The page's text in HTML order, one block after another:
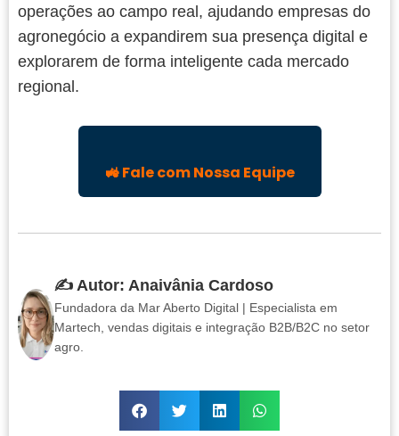
operações ao campo real, ajudando empresas do
agronegócio a expandirem sua presença digital e
explorarem de forma inteligente cada mercado
regional.
🚜 Fale com Nossa Equipe
✍️ Autor: Anaivânia Cardoso
Fundadora da Mar Aberto Digital | Especialista em
Martech, vendas digitais e integração B2B/B2C no setor
agro.